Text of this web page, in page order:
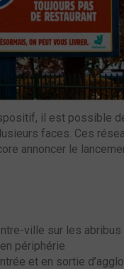
il est possible
faces. Ces
annoncer le
ville sur les
périphérie
et en sortie